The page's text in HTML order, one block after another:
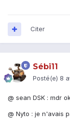
Citer
Sébi11
Posté(e) 8
@ sean DSK : mdr
@ Nyto : je n'avais